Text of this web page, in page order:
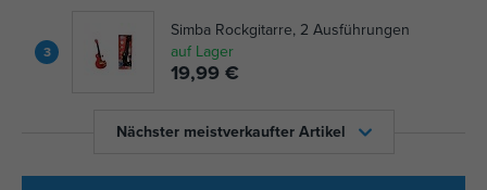
3
Simba Rockgitarre, 2 Ausführungen
auf Lager
19,99 €
Nächster meistverkaufter Artikel